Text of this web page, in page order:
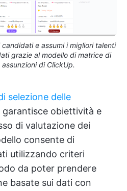
e assumi i migliori talenti
grazie al modello di matrice di
di ClickUp.
selezione delle
garantisce obiettività e
di valutazione dei
consente di
utilizzando criteri
da poter prendere
basate sui dati con